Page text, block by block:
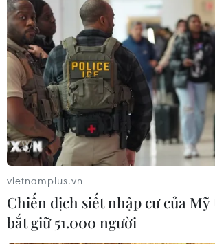
vietnamplus.vn
Chiến dịch siết nhập cư của Mỹ
bắt giữ 51.000 người